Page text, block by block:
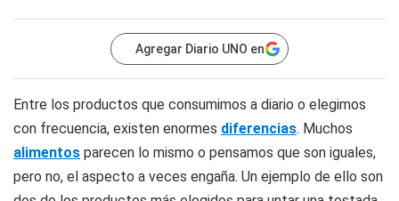
Agregar Diario UNO en
Entre los productos que consumimos a diario o elegimos
con frecuencia, existen enormes diferencias. Muchos
alimentos parecen lo mismo o pensamos que son iguales,
pero no, el aspecto a veces engaña. Un ejemplo de ello son